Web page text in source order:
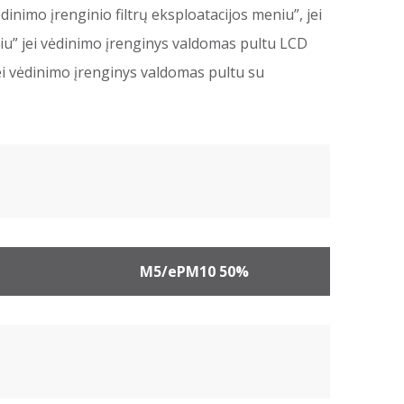
įrenginio filtrų eksploatacijos meniu”, jei
jei vėdinimo įrenginys valdomas pultu LCD
vėdinimo įrenginys valdomas pultu su
M5/ePM10 50%